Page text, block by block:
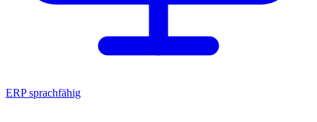
ERP sprachfähig